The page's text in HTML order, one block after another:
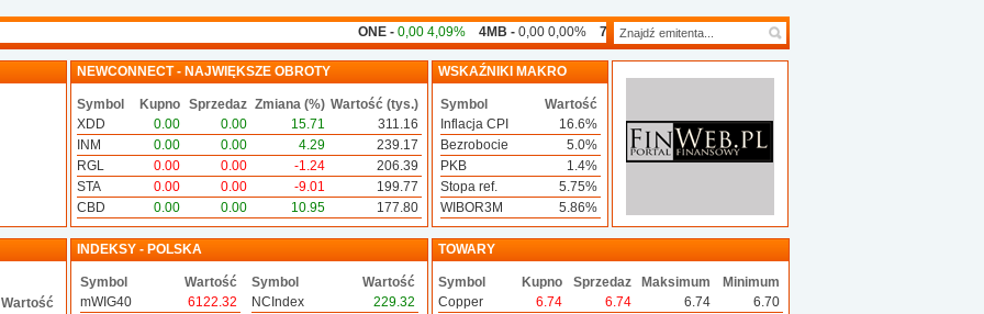
ONE - 0,00 4,09%4MB - 0,00 0,00%7FT - 0,00 0,00%7LV - 0,00 -6,67%
NEWCONNECT - NAJWIĘKSZE OBROTY
Symbol Kupno Sprzedaz Zmiana (%) Wartość (tys.)
XDD
0.00 0.00 15.71
311.16
INM
0.00 0.00 4.29
239.17
RGL
0.00 0.00 -1.24
206.39
STA
0.00 0.00 -9.01
199.77
CBD
0.00 0.00 10.95 177.80
WSKAŹNIKI MAKRO
Symbol
Wartość
Inflacja CPI
16.6%
Bezrobocie
5.0%
PKB
1.4%
Stopa ref.
5.75%
WIBOR3M
5.86%
Wartość
INDEKSY - POLSKA
Symbol
Wartość
mWIG40
6122.32
Symbol
Wartość
NCIndex
229.32
TOWARY
Symbol Kupno Sprzedaz Maksimum
Minimum
Copper
6.74 6.74 6.74
6.70